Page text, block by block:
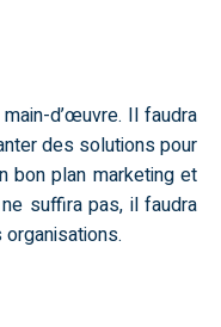
d’œuvre. Il faudra
des solutions pour
bon plan marketing et
suffira pas, il faudra